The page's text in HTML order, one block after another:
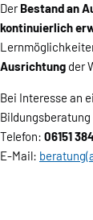
DerBestand an
kontinuierlich
Ausrichtung der
Bei Interesse an
Telefon: 06151
E-Mail: